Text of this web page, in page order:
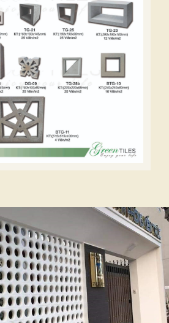
trúc
không chỉ dừng lại ở
mà còn được ứng dụng
lĩnh vực khác nhau trong
khám phá những ứng dụng
này.
trúc ngoại thất
công viên. Việc áp dụng
khoảng hở thông thoáng
tính thẩm mỹ. Hình ảnh
nhà phố sử dụng gạch
bức tranh chuyển mình
đến vẻ đẹp sống động và
thể công trình.